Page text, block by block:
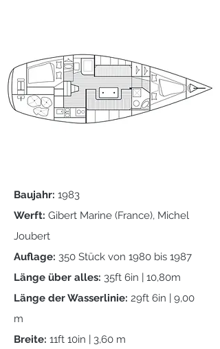
Baujahr: 1983
Werft: Gibert Marine (France), Michel
Joubert
Auflage: 350 Stück von 1980 bis 1987
Länge über alles: 35ft 6in | 10,80m
Länge der Wasserlinie: 29ft 6in | 9,00
m
Breite: 11ft 10in | 3,60 m